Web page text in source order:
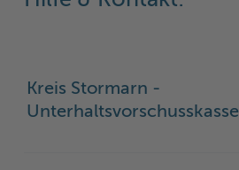
Kreis Stormarn -
Unterhaltsvorschusskasse